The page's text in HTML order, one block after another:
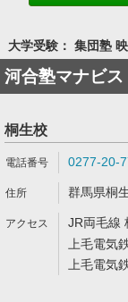
大学受験： 集団塾
河合塾マナビス
桐生校
0277-20-
群馬県桐
JR両毛線
上毛電気
上毛電気